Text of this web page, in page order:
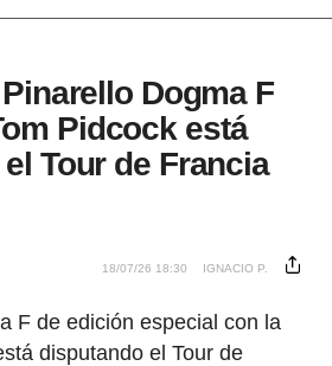
Dogma F
Pidcock está
Tour de Francia
18/07/26 18:30 IGNACIO P.
F de edición especial con la
disputando el Tour de